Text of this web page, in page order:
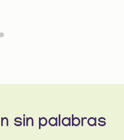
sin palabras